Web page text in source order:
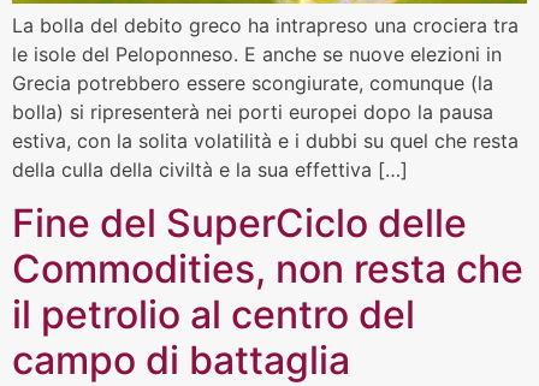
La bolla del debito greco ha intrapreso una crociera tra
le isole del Peloponneso. E anche se nuove elezioni in
Grecia potrebbero essere scongiurate, comunque (la
bolla) si ripresenterà nei porti europei dopo la pausa
estiva, con la solita volatilità e i dubbi su quel che resta
della culla della civiltà e la sua effettiva […]
Fine del SuperCiclo delle
Commodities, non resta che
il petrolio al centro del
campo di battaglia